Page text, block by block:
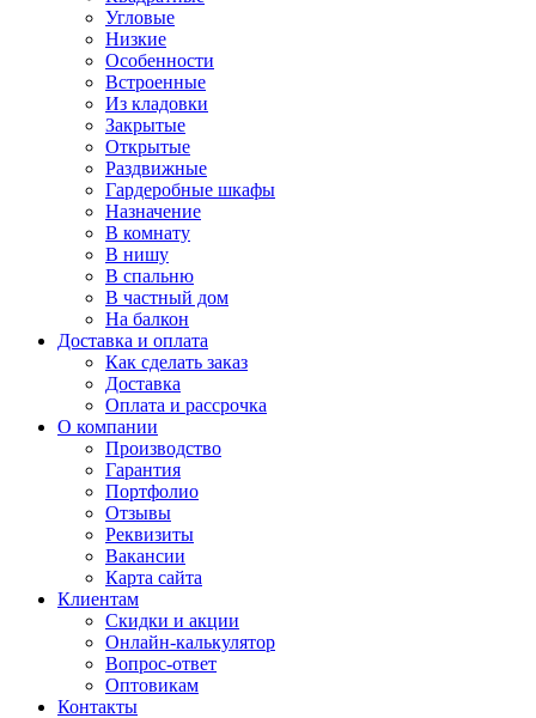
Угловые
Низкие
Особенности
Встроенные
Из кладовки
Закрытые
Открытые
Раздвижные
Гардеробные шкафы
Назначение
В комнату
В нишу
В спальню
В частный дом
На балкон
Доставка и оплата
Как сделать заказ
Доставка
Оплата и рассрочка
О компании
Производство
Гарантия
Портфолио
Отзывы
Реквизиты
Вакансии
Карта сайта
Клиентам
Скидки и акции
Онлайн-калькулятор
Вопрос-ответ
Оптовикам
Контакты